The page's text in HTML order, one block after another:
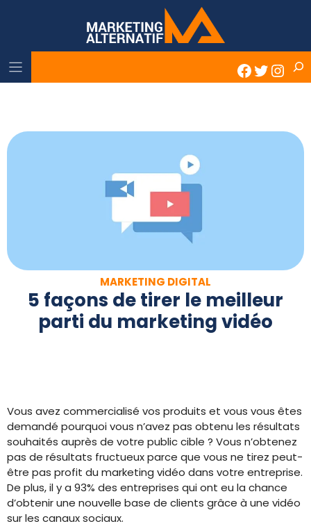
Twitter
MARKETING DIGITAL
5 façons de tirer le meilleur
parti du marketing vidéo
Vous avez commercialisé vos produits et vous vous êtes
demandé pourquoi vous n’avez pas obtenu les résultats
souhaités auprès de votre public cible ? Vous n’obtenez
pas de résultats fructueux parce que vous ne tirez peut-
être pas profit du marketing vidéo dans votre entreprise.
De plus, il y a 93% des entreprises qui ont eu la chance
d’obtenir une nouvelle base de clients grâce à une vidéo
sur les canaux sociaux.